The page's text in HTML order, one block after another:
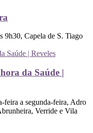
9h30, Capela de S. Tiago
da Saúde |
feira a segunda-feira, Adro
Verride e Vila